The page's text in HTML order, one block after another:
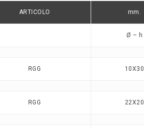
ARTICOLO mm.
Ø – h
RGG 10X30
RGG 22X20